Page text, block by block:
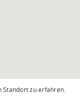
zu erfahren.